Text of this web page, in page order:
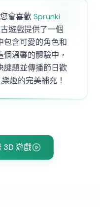
會喜歡Sprunki
遊戲提供了一個
包含可愛的角色和
溫馨的體驗中，
謎題並傳播節日歡
趣的完美補充！
3D 遊戲